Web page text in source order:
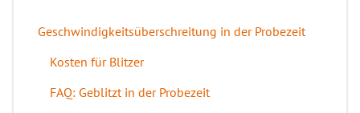
Geschwindigkeitsüberschreitung in der Probezeit
Kosten für Blitzer
FAQ: Geblitzt in der Probezeit